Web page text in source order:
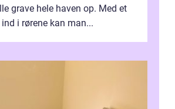
grave hele haven op. Med et
i rørene kan man...